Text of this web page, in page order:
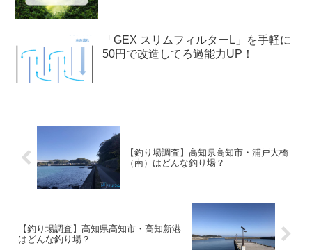
「GEX スリムフィルターL」を手軽に
50円で改造してろ過能力UP！
【釣り場調査】高知県高知市・浦戸大橋
（南）はどんな釣り場？
【釣り場調査】高知県高知市・高知新港
はどんな釣り場？